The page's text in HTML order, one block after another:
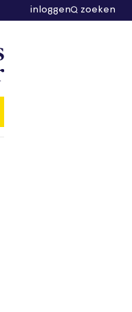
inloggen zoeken